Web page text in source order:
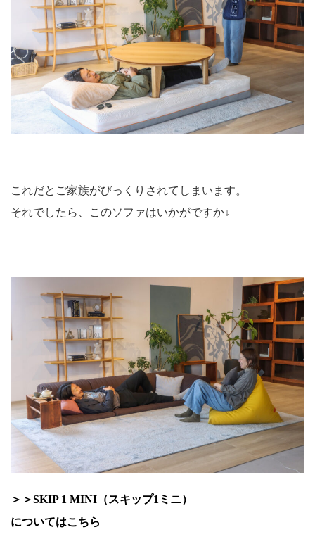
これだとご家族がびっくりされてしまいます。
それでしたら、このソファはいかがですか↓
＞＞SKIP 1 MINI（スキップ1ミニ）
についてはこちら